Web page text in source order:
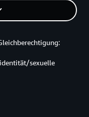
sexuelle